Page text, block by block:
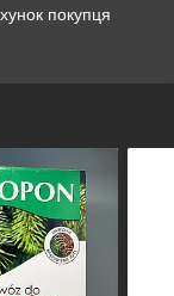
покупця